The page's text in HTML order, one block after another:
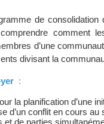
de
comment
d’une
divisant la
:
la planification d’une
d’un conflit en cours
et de parties